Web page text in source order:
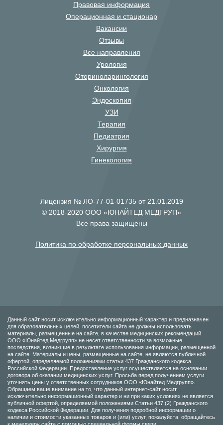
Правовая информация
Операционная и стационар
Вакансии
Отзывы
Все направления
Урология
Оториноларингология
Онкология
Эндоскопия
УЗИ
Терапия
Педиатрия
Хирургия
Гинекология
Лицензия № ЛО-77-01-01735 от 21.01.2019
© 2018-2020 ООО «ЮНАЙТЕД МЕДГРУП»
Все права защищены
Политика по обработке персональных данных
Данный сайт носит исключительно информационный характер и предназначен
для образовательных целей, посетители сайта не должны использовать
материалы, размещенные на сайте, в качестве медицинских рекомендаций.
ООО «Юнайтед Медгрупп» не несет ответственности за возможные
последствия, возникшие в результате использования информации, размещенной
на сайте. Материалы и цены, размещенные на сайте, не являются публичной
офертой, определяемой положениями статьи 437 Гражданского кодекса
Российской Федерации. Предоставление услуг осуществляется на основании
договора об оказании медицинских услуг. Просьба перед получением услуги
уточнять цены у ответственных сотрудников ООО «Юнайтед Медгрупп».
Обращаем ваше внимание на то, что данный интернет-сайт носит
исключительно информационный характер и ни при каких условиях не является
публичной офертой, определяемой положениями Статьи 437 (2) Гражданского
кодекса Российской Федерации. Для получения подробной информации о
наличии и стоимости указанных товаров и (или) услуг, пожалуйста, обращайтесь